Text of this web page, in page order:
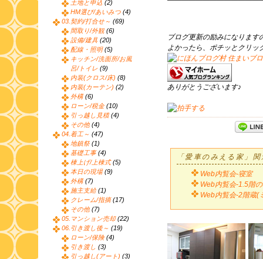
ブログ更新の励みになります
よかったら、ポチッとクリッ
ありがとうございます♪
「愛車のみえる家」
Web内覧会-寝室
Web内覧会-1.5階
Web内覧会-2階蔵(
土地と申込 (2)
HM選び/あいみつ (4)
03.契約/打合せ～ (69)
間取り/外観 (6)
設備/建具 (20)
配線・照明(5)
キッチン/洗面所/お風
呂/トイレ (9)
内装(クロス/床) (8)
内装(カーテン) (2)
外構(6)
ローン/税金(10)
引っ越し見積(4)
その他 (4)
04.着工～ (47)
地鎮祭 (1)
基礎工事(4)
棟上げ/上棟式(5)
本日の現場(9)
外構(7)
施主支給(1)
クレーム/指摘(17)
その他 (7)
05.マンション売却(22)
06.引き渡し後～ (19)
ローン/保険(4)
引き渡し (3)
引っ越し(アート) (3)